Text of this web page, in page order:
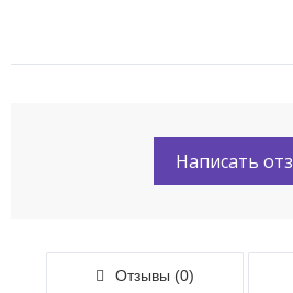
Написать
Отзывы (0)